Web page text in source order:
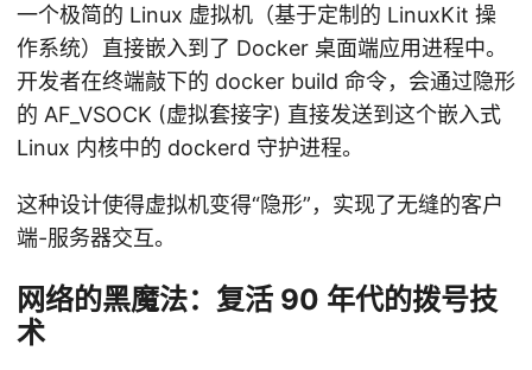
一个极简的 Linux 虚拟机（基于定制的 LinuxKit 操
作系统）直接嵌入到了 Docker 桌面端应用进程中。
开发者在终端敲下的 docker build 命令，会通过隐形
的 AF_VSOCK (虚拟套接字) 直接发送到这个嵌入式
Linux 内核中的 dockerd 守护进程。
这种设计使得虚拟机变得“隐形”，实现了无缝的客户
端-服务器交互。
网络的黑魔法：复活 90 年代的拨号技
术